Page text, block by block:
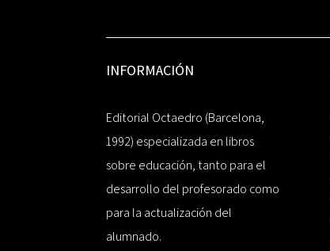
INFORMACIÓN
Editorial Octaedro (Barcelona,
1992) especializada en libros
sobre educación, tanto para el
desarrollo del profesorado como
para la actualización del
alumnado.